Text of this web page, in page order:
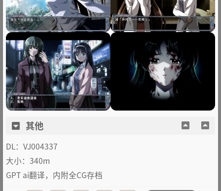
其他
DL：VJ004337
大小：340m
GPT ai翻译，内附全CG存档